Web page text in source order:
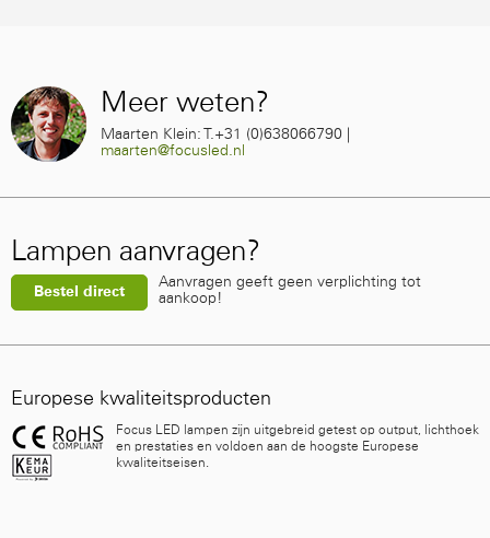
Meer weten?
Maarten Klein: T.+31 (0)638066790 |
maarten@focusled.nl
Lampen aanvragen?
Bestel direct
Aanvragen geeft geen verplichting tot
aankoop!
Europese kwaliteitsproducten
Focus LED lampen zijn uitgebreid getest op output, lichthoek
en prestaties en voldoen aan de hoogste Europese
kwaliteitseisen.